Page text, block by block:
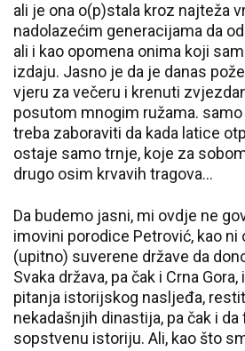
ali je ona o(p)stala kroz najteža
nadolazećim generacijama da
ali i kao opomena onima koji
izdaju. Jasno je da je danas
vjeru za večeru i krenuti
posutom mnogim ružama.
treba zaboraviti da kada latice
ostaje samo trnje, koje za
drugo osim krvavih tragova…
Da budemo jasni, mi ovdje ne
imovini porodice Petrović, kao ni
(upitno) suverene države da
Svaka država, pa čak i Crna
pitanja istorijskog nasljeđa,
nekadašnjih dinastija, pa čak i
sopstvenu istoriju. Ali, kao što